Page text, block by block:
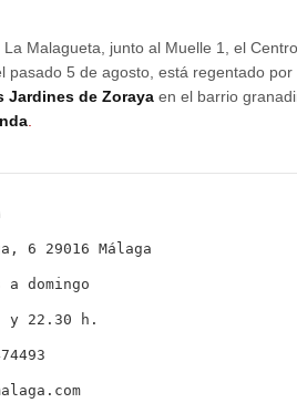
Malagueta, junto al Muelle 1, el
pasado 5 de agosto, está regentado por
Jardines de Zoraya en el barrio
6 29016 Málaga
domingo
y 22.30 h.